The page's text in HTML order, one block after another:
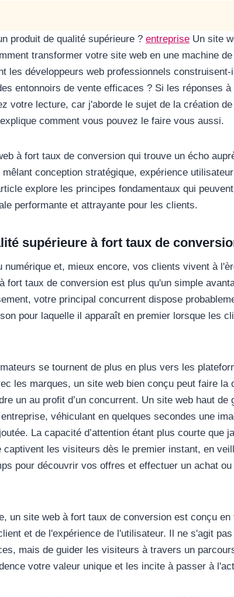
produit de qualité supérieure ? entreprise Un site
transformer votre site web en une machine
les développeurs web professionnels
entonnoirs de vente efficaces ? Si les réponses
votre lecture, car j'aborde le sujet de la création
comment vous pouvez le faire vous aussi.
à fort taux de conversion qui trouve un écho
conception stratégique, expérience
explore les principes fondamentaux qui
performante et attrayante pour les clients.
supérieure à fort taux de
numérique et, mieux encore, vos clients vivent à
fort taux de conversion est plus qu'un simple
votre principal concurrent dispose
pour laquelle il apparaît en premier lorsque les
se tournent de plus en plus vers les
les marques, un site web bien conçu peut faire la
un au profit d’un concurrent. Un site web haut
véhiculant en quelques secondes une
La capacité d’attention étant plus courte que
captivent les visiteurs dès le premier instant, en
pour découvrir vos offres et effectuer un achat ou
un site web à fort taux de conversion est conçu
et de l'expérience de l'utilisateur. Il ne s'agit
mais de guider les visiteurs à travers un
votre valeur unique et les incite à passer à